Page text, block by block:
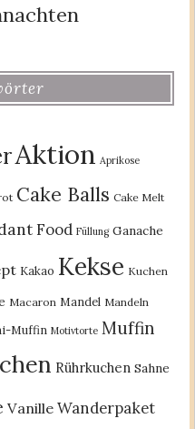
Aktion Aprikose
Cake Balls Cake Melt
Food Füllung Ganache
Kakao Kekse Kuchen
Macaron Mandel Mandeln
Muffin Motivtorte Muffin
Rührkuchen Sahne
Vanille Wanderpaket